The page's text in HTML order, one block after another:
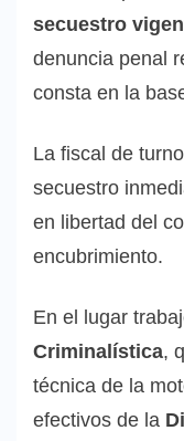
secuestro
denuncia penal
consta en la
La fiscal de
secuestro
en libertad del
encubrimiento.
En el lugar
Criminalística,
técnica de la
efectivos de la